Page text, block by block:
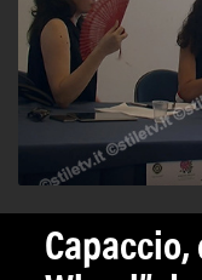
Capaccio,